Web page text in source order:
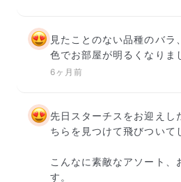
見たことのない品種のバラ
色でお部屋が明るくなりま
6ヶ月前
先日スターチスをお迎えし
ちらを見つけて飛びついて
こんなに素敵なアソート、
す。